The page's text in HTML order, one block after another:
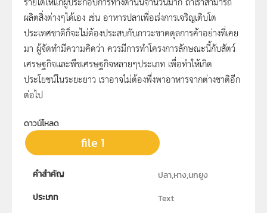
ผลิตสิ่งต่างๆได้เอง เช่น อาหารปลาเพื่อเร่งการเจริญเติบโต
ประเทศชาติก็จะไม่ต้องประสบกับภาวะขาดดุลการค้าอย่างที่เคย
มา ผู้จัดทำมีความคิดว่า ควรมีการทำโครงการลักษณะนี้กับสัตว์
เศรษฐกิจและพืชเศรษฐกิจหลายๆประเภท เพื่อทำให้เกิด
ประโยชน์ในระยะยาว เราอาจไม่ต้องพึ่งพาอาหารจากต่างชาติอีก
ต่อไป
ดาวน์โหลด
file 1
คำสำคัญ
ปลา,หาง,นกยูง
ประเภท
Text